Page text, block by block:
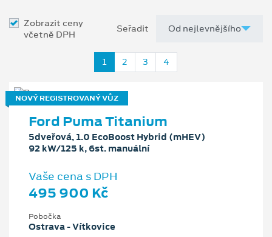
Zobrazit ceny
včetně DPH
Seřadit
1 2 3 4
NOVÝ REGISTROVANÝ VŮZ
Ford Puma Titanium
5dveřová, 1.0 EcoBoost Hybrid (mHEV)
92 kW/125 k, 6st. manuální
Vaše cena s DPH
495 900 Kč
Pobočka
Ostrava - Vítkovice